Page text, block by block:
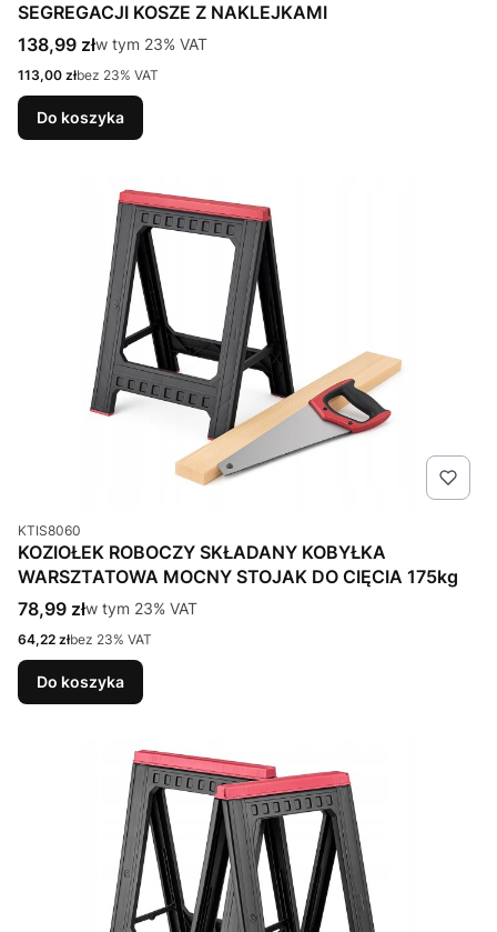
SEGREGACJI KOSZE Z NAKLEJKAMI
Cena brutto
138,99 złw tym %s VAT
w tym 23% VAT
Cena netto
113,00 złbez 23% VAT
Do koszyka
Kod produktu
KTIS8060
KOZIOŁEK ROBOCZY SKŁADANY KOBYŁKA
WARSZTATOWA MOCNY STOJAK DO CIĘCIA 175kg
Cena brutto
78,99 złw tym %s VAT
w tym 23% VAT
Cena netto
64,22 złbez 23% VAT
Do koszyka